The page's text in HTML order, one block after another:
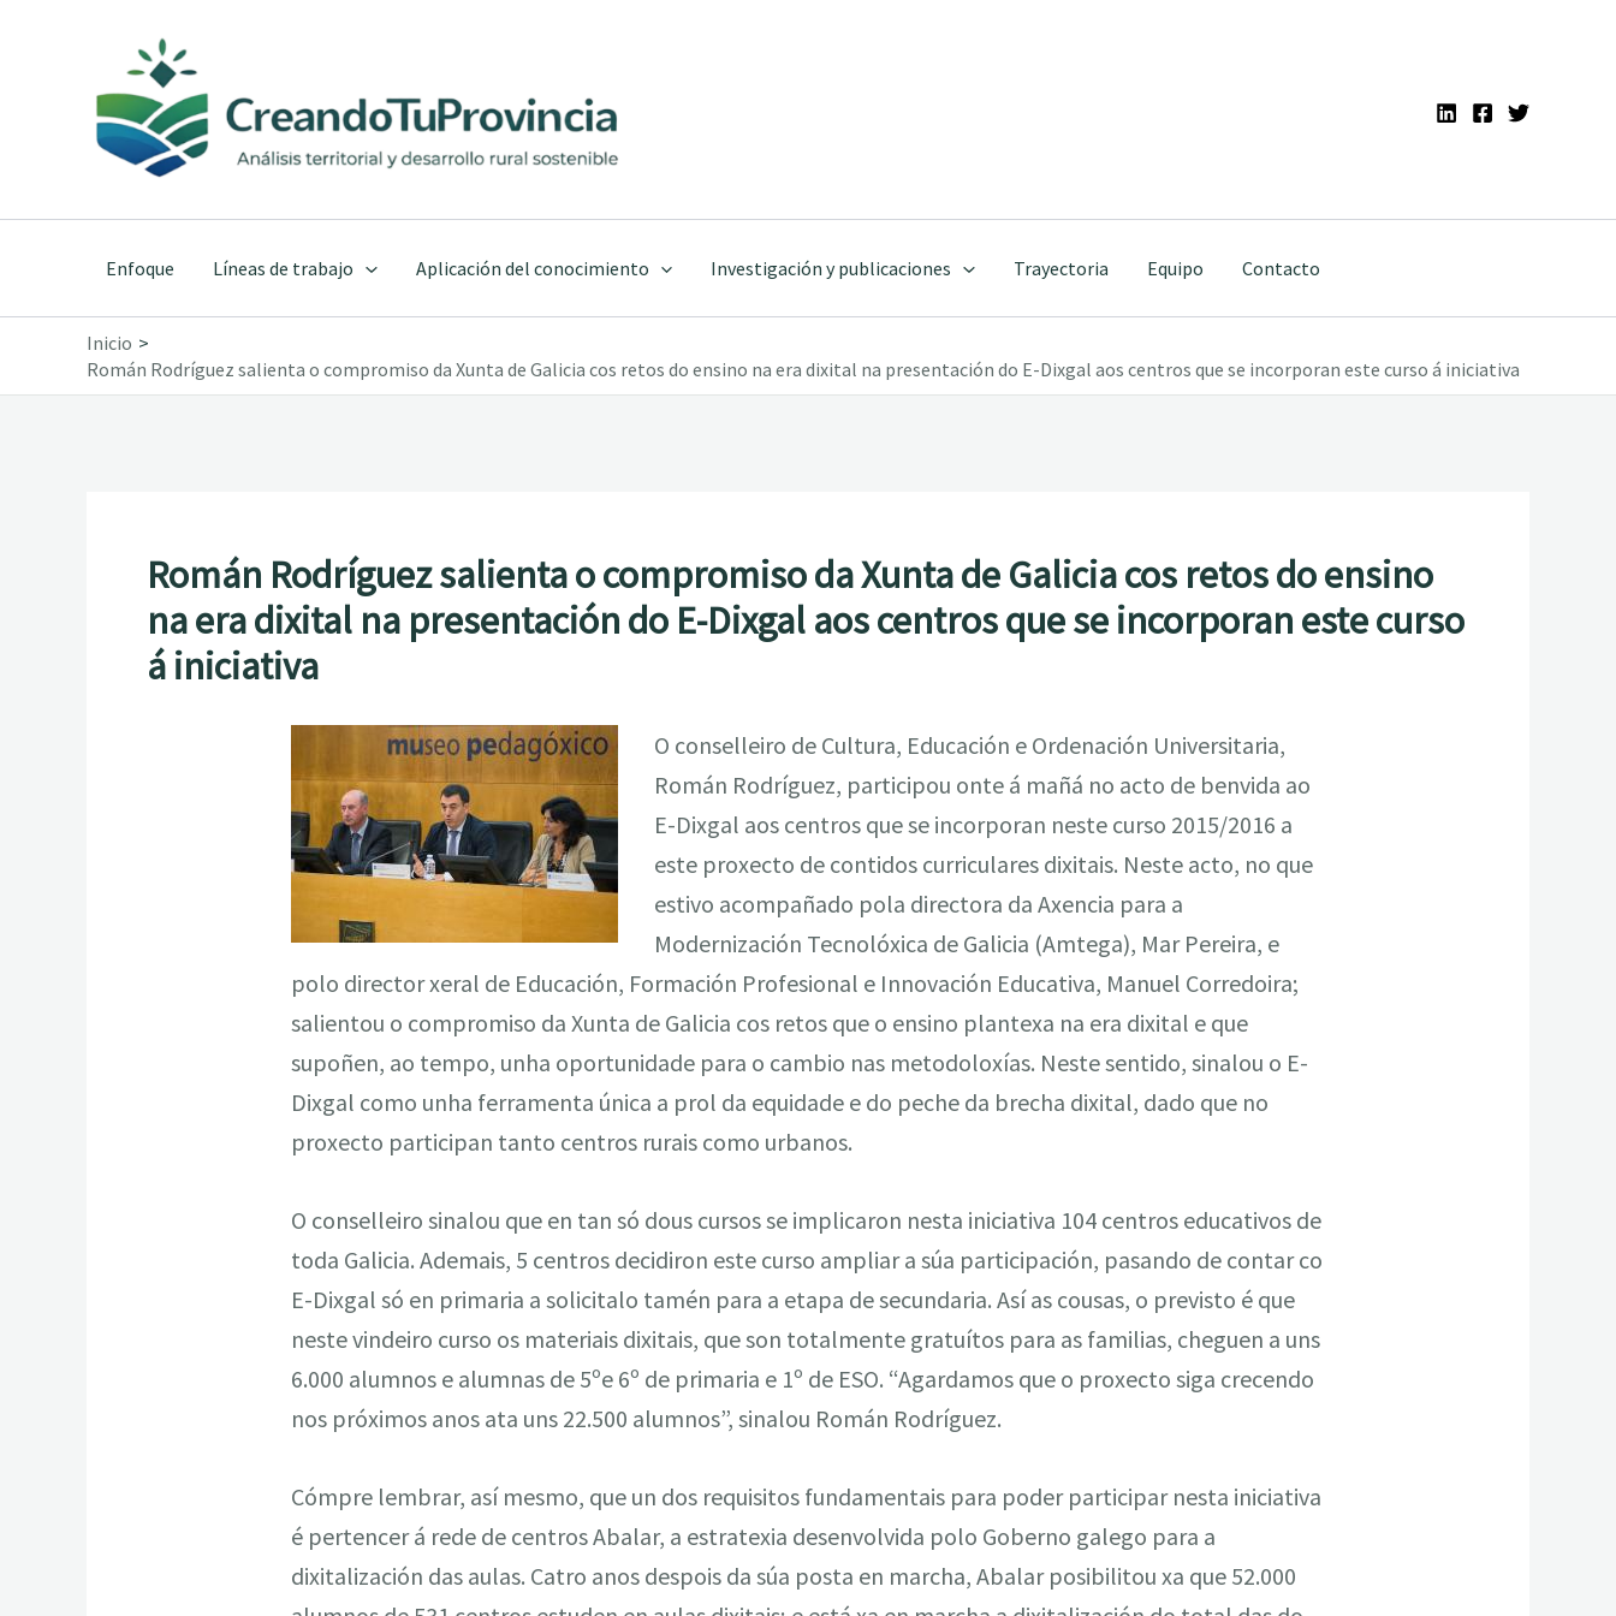
contenido
Enfoque Líneas de trabajo Aplicación del conocimiento Investigación y publicaciones Trayectoria Equipo Contacto
Inicio
Román Rodríguez salienta o compromiso da Xunta de Galicia cos retos do ensino na era dixital na presentación do E-Dixgal aos centros que se incorporan este curso á iniciativa
Román Rodríguez salienta o compromiso da Xunta de Galicia cos retos do ensino
na era dixital na presentación do E-Dixgal aos centros que se incorporan este curso
á iniciativa
O conselleiro de Cultura, Educación e Ordenación Universitaria,
Román Rodríguez, participou onte á mañá no acto de benvida ao
E-Dixgal aos centros que se incorporan neste curso 2015/2016 a
este proxecto de contidos curriculares dixitais. Neste acto, no que
estivo acompañado pola directora da Axencia para a
Modernización Tecnolóxica de Galicia (Amtega), Mar Pereira, e
polo director xeral de Educación, Formación Profesional e Innovación Educativa, Manuel Corredoira;
salientou o compromiso da Xunta de Galicia cos retos que o ensino plantexa na era dixital e que
supoñen, ao tempo, unha oportunidade para o cambio nas metodoloxías. Neste sentido, sinalou o E-
Dixgal como unha ferramenta única a prol da equidade e do peche da brecha dixital, dado que no
proxecto participan tanto centros rurais como urbanos.
O conselleiro sinalou que en tan só dous cursos se implicaron nesta iniciativa 104 centros educativos de
toda Galicia. Ademais, 5 centros decidiron este curso ampliar a súa participación, pasando de contar co
E-Dixgal só en primaria a solicitalo tamén para a etapa de secundaria. Así as cousas, o previsto é que
neste vindeiro curso os materiais dixitais, que son totalmente gratuítos para as familias, cheguen a uns
6.000 alumnos e alumnas de 5ºe 6º de primaria e 1º de ESO. “Agardamos que o proxecto siga crecendo
nos próximos anos ata uns 22.500 alumnos”, sinalou Román Rodríguez.
Cómpre lembrar, así mesmo, que un dos requisitos fundamentais para poder participar nesta iniciativa
é pertencer á rede de centros Abalar, a estratexia desenvolvida polo Goberno galego para a
dixitalización das aulas. Catro anos despois da súa posta en marcha, Abalar posibilitou xa que 52.000